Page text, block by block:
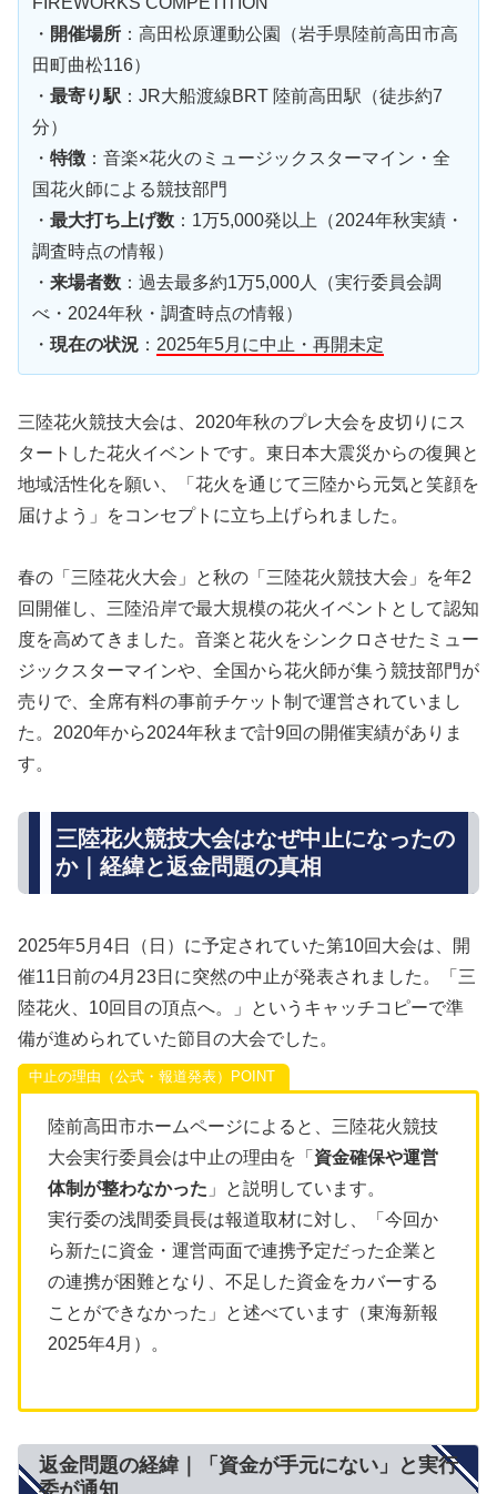
・ 開催場所 ：高田松原運動公園（岩手県陸前高田市高
田町曲松116）
・ 最寄り駅 ：JR大船渡線BRT 陸前高田駅（徒歩約7
分）
・ 特徴 ：音楽×花火のミュージックスターマイン・全
国花火師による競技部門
・ 最大打ち上げ数 ：1万5,000発以上（2024年秋実績・
調査時点の情報）
・ 来場者数 ：過去最多約1万5,000人（実行委員会調
べ・2024年秋・調査時点の情報）
・ 現在の状況 ： 2025年5月に中止・再開未定
三陸花火競技大会は、2020年秋のプレ大会を皮切りにス
タートした花火イベントです。東日本大震災からの復興と
地域活性化を願い、「花火を通じて三陸から元気と笑顔を
届けよう」をコンセプトに立ち上げられました。
春の「三陸花火大会」と秋の「三陸花火競技大会」を年2
回開催し、三陸沿岸で最大規模の花火イベントとして認知
度を高めてきました。音楽と花火をシンクロさせたミュー
ジックスターマインや、全国から花火師が集う競技部門が
売りで、全席有料の事前チケット制で運営されていまし
た。2020年から2024年秋まで計9回の開催実績がありま
す。
三陸花火競技大会はなぜ中止になったの
か｜経緯と返金問題の真相
2025年5月4日（日）に予定されていた第10回大会は、開
催11日前の4月23日に突然の中止が発表されました。「三
陸花火、10回目の頂点へ。」というキャッチコピーで準
備が進められていた節目の大会でした。
中止の理由（公式・報道発表）
陸前高田市ホームページによると、三陸花火競技
大会実行委員会は中止の理由を「 資金確保や運営
体制が整わなかった 」と説明しています。
実行委の浅間委員長は報道取材に対し、「今回か
ら新たに資金・運営両面で連携予定だった企業と
の連携が困難となり、不足した資金をカバーする
ことができなかった」と述べています（東海新報
2025年4月）。
返金問題の経緯｜「資金が手元にない」と実行